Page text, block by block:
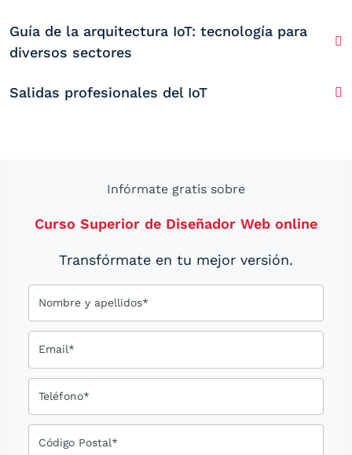
Guía de la arquitectura IoT: tecnología para
diversos sectores
Salidas profesionales del IoT
Infórmate gratis sobre
Curso Superior de Diseñador Web online
Transfórmate en tu mejor versión.
Nombre y apellidos*
Email*
Teléfono*
Código Postal*